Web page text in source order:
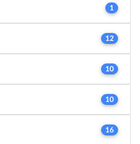
1
12
10
10
16